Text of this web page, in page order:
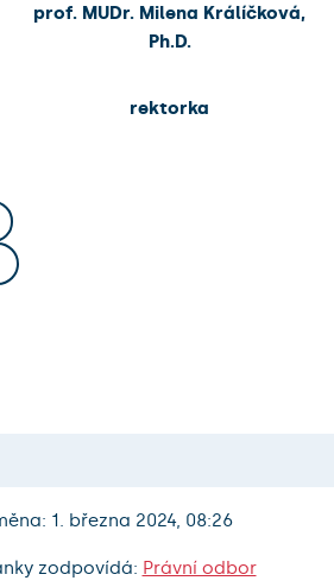
prof. MUDr. Milena Králíčková,
Ph.D.
rektorka
1. března 2024, 08:26
zodpovídá: Právní odbor